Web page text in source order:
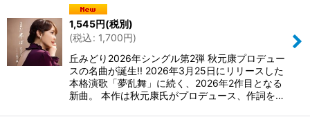
1,545円(税別)
(税込: 1,700円)
丘みどり2026年シングル第2弾 秋元康プロデュー
スの名曲が誕生!! 2026年3月25日にリリースした
本格演歌「夢乱舞」に続く、2026年2作目となる
新曲。 本作は秋元康氏がプロデュース、作詞を…